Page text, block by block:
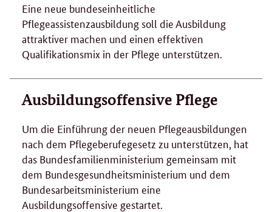
Eine neue bundeseinheitliche
Pflegeassistenzausbildung soll die Ausbildung
attraktiver machen und einen effektiven
Qualifikationsmix in der Pflege unterstützen.
Ausbildungsoffensive Pflege
Um die Einführung der neuen Pflegeausbildungen
nach dem Pflegeberufegesetz zu unterstützen, hat
das Bundesfamilienministerium gemeinsam mit
dem Bundesgesundheitsministerium und dem
Bundesarbeitsministerium eine
Ausbildungsoffensive gestartet.